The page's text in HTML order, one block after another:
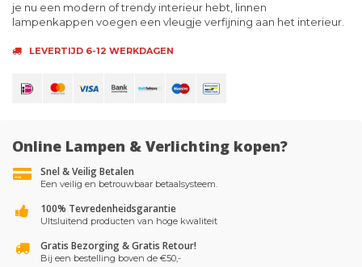
je nu een modern of trendy interieur hebt, linnen
lampenkappen voegen een vleugje verfijning aan het interieur.
LEVERTIJD 6-12 WERKDAGEN
Online Lampen & Verlichting kopen?
Snel & Veilig Betalen
Een veilig en betrouwbaar betaalsysteem.
100% Tevredenheidsgarantie
UItsluitend producten van hoge kwaliteit
Gratis Bezorging & Gratis Retour!
Bij een bestelling boven de €50,-